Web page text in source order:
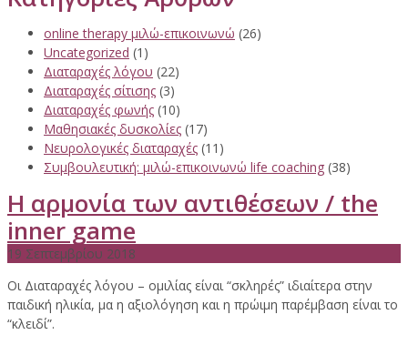
online therapy μιλώ-επικοινωνώ (26)
Uncategorized (1)
Διαταραχές λόγου (22)
Διαταραχές σίτισης (3)
Διαταραχές φωνής (10)
Μαθησιακές δυσκολίες (17)
Νευρολογικές διαταραχές (11)
Συμβουλευτική: μιλώ-επικοινωνώ life coaching (38)
H αρμονία των αντιθέσεων / the
inner game
19 Σεπτεμβρίου 2018
Οι Διαταραχές λόγου – ομιλίας είναι “σκληρές” ιδιαίτερα στην
παιδική ηλικία, μα η αξιολόγηση και η πρώιμη παρέμβαση είναι το
“κλειδί”.